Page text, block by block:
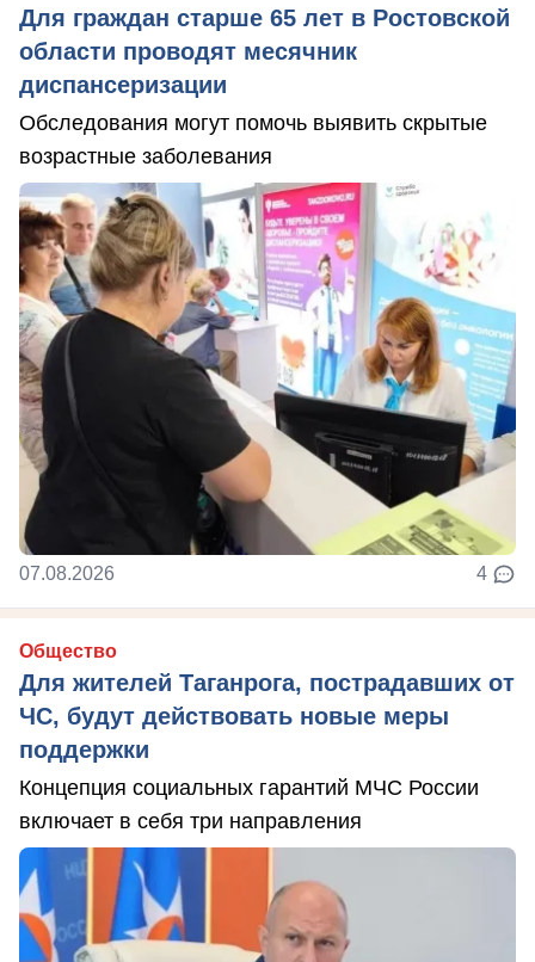
Для граждан старше 65 лет в Ростовской
области проводят месячник
диспансеризации
Обследования могут помочь выявить скрытые
возрастные заболевания
07.08.2026 4
Общество
Для жителей Таганрога, пострадавших от
ЧС, будут действовать новые меры
поддержки
Концепция социальных гарантий МЧС России
включает в себя три направления